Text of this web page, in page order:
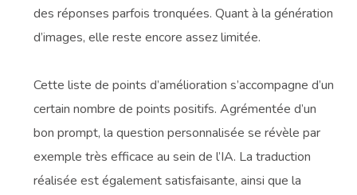
des réponses parfois tronquées. Quant à la génération
d’images, elle reste encore assez limitée.
Cette liste de points d’amélioration s’accompagne d’un
certain nombre de points positifs. Agrémentée d’un
bon prompt, la question personnalisée se révèle par
exemple très efficace au sein de l’IA. La traduction
réalisée est également satisfaisante, ainsi que la